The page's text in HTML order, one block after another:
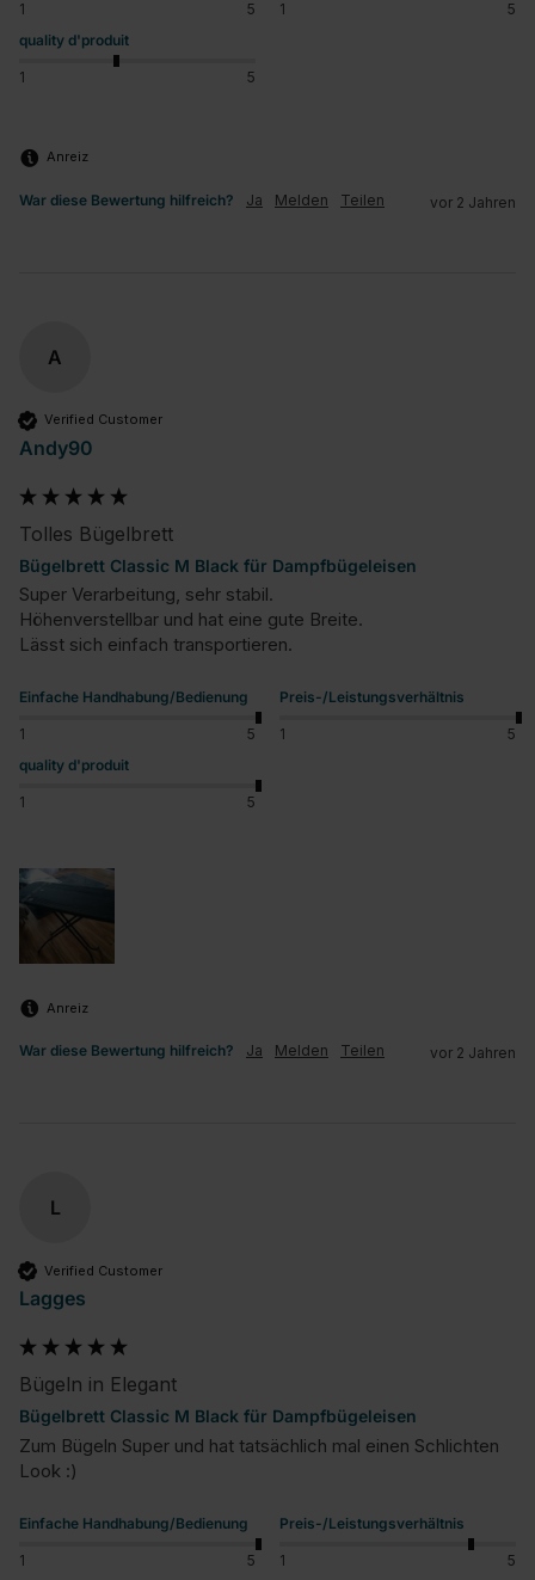
1 5 1
5
quality d'produit
1 5
Anreiz
War diese Bewertung hilfreich? Ja Melden Teilen vor 2 Jahren
A
Verified Customer
Andy90
Tolles Bügelbrett
Bügelbrett Classic M Black für Dampfbügeleisen
Super Verarbeitung, sehr stabil.
Höhenverstellbar und hat eine gute Breite.
Lässt sich einfach transportieren.
Einfache Handhabung/Bedienung
1 5
Preis-/Leistungsverhältnis
1
5
quality d'produit
1 5
Anreiz
War diese Bewertung hilfreich? Ja Melden Teilen vor 2 Jahren
L
Verified Customer
Lagges
Bügeln in Elegant
Bügelbrett Classic M Black für Dampfbügeleisen
Zum Bügeln Super und hat tatsächlich mal einen Schlichten
Look :)
Einfache Handhabung/Bedienung
1 5
Preis-/Leistungsverhältnis
1
5